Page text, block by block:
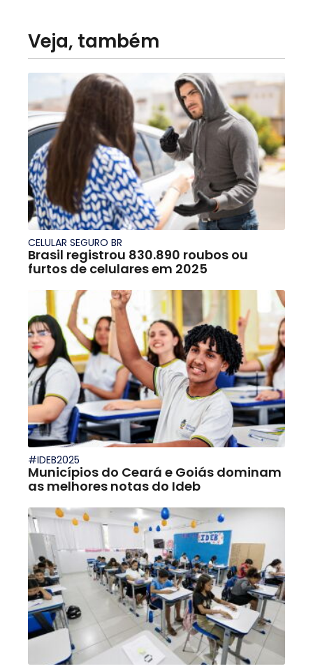
Veja, também
CELULAR SEGURO BR
Brasil registrou 830.890 roubos ou
furtos de celulares em 2025
#IDEB2025
Municípios do Ceará e Goiás dominam
as melhores notas do Ideb